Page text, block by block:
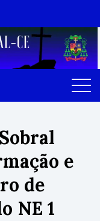
e
de
NE 1